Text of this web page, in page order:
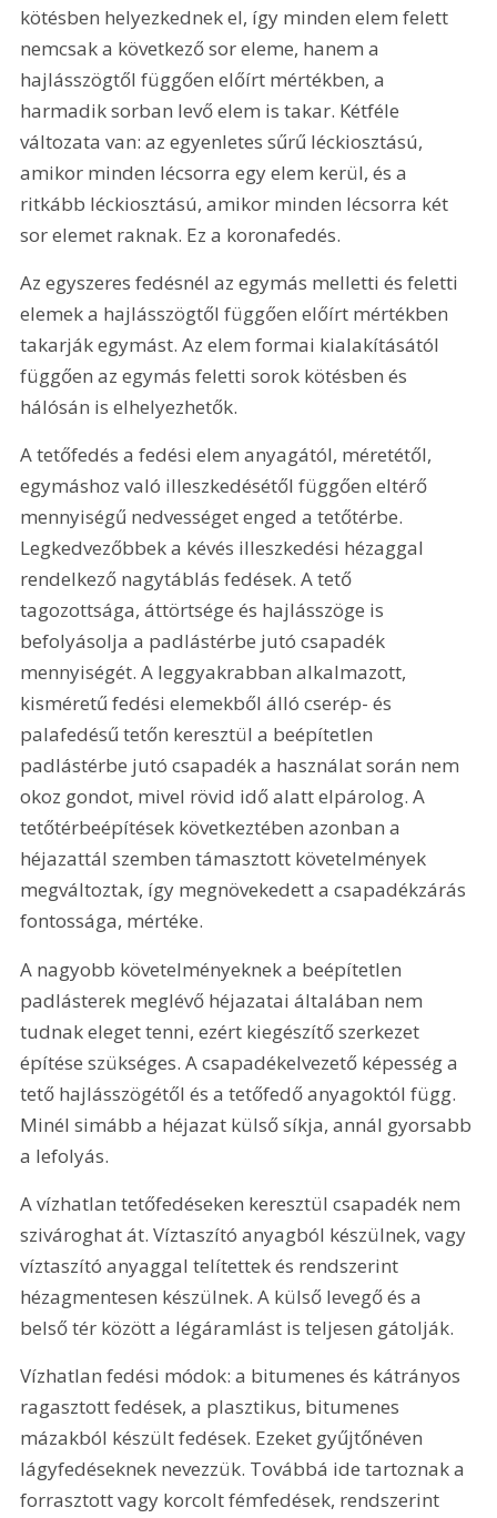
kötésben helyezkednek el, így minden elem felett
nemcsak a következő sor eleme, hanem a
hajlásszögtől függően előírt mértékben, a
harmadik sorban levő elem is takar. Kétféle
változata van: az egyenletes sűrű léckiosztású,
amikor minden lécsorra egy elem kerül, és a
ritkább léckiosztású, amikor minden lécsorra két
sor elemet raknak. Ez a koronafedés.
Az egyszeres fedésnél az egymás melletti és feletti
elemek a hajlásszögtől függően előírt mértékben
takarják egymást. Az elem formai kialakításától
függően az egymás feletti sorok kötésben és
hálósán is elhelyezhetők.
A tetőfedés a fedési elem anyagától, méretétől,
egymáshoz való illeszkedésétől függően eltérő
mennyiségű nedvességet enged a tetőtérbe.
Legkedvezőbbek a kévés illeszkedési hézaggal
rendelkező nagytáblás fedések. A tető
tagozottsága, áttörtsége és hajlásszöge is
befolyásolja a padlástérbe jutó csapadék
mennyiségét. A leggyakrabban alkalmazott,
kisméretű fedési elemekből álló cserép- és
palafedésű tetőn keresztül a beépítetlen
padlástérbe jutó csapadék a használat során nem
okoz gondot, mivel rövid idő alatt elpárolog. A
tetőtérbeépítések következtében azonban a
héjazattál szemben támasztott követelmények
megváltoztak, így megnövekedett a csapadékzárás
fontossága, mértéke.
A nagyobb követelményeknek a beépítetlen
padlásterek meglévő héjazatai általában nem
tudnak eleget tenni, ezért kiegészítő szerkezet
építése szükséges. A csapadékelvezető képesség a
tető hajlásszögétől és a tetőfedő anyagoktól függ.
Minél simább a héjazat külső síkja, annál gyorsabb
a lefolyás.
A vízhatlan tetőfedéseken keresztül csapadék nem
szivároghat át. Víztaszító anyagból készülnek, vagy
víztaszító anyaggal telítettek és rendszerint
hézagmentesen készülnek. A külső levegő és a
belső tér között a légáramlást is teljesen gátolják.
Vízhatlan fedési módok: a bitumenes és kátrányos
ragasztott fedések, a plasztikus, bitumenes
mázakból készült fedések. Ezeket gyűjtőnéven
lágyfedéseknek nevezzük. Továbbá ide tartoznak a
forrasztott vagy korcolt fémfedések, rendszerint